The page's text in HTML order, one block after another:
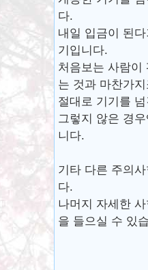
다.
내일 입금이 된
기입니다.
처음보는 사람이
는 것과 마찬가
절대로 기기를
그렇지 않은 경
니다.
기타 다른 주의
다.
나머지 자세한
을 들으실 수 있